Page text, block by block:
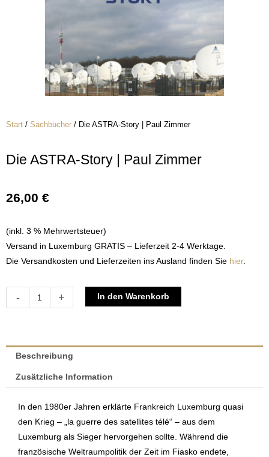
Start / Sachbücher / Die ASTRA-Story | Paul Zimmer
Die ASTRA-Story | Paul Zimmer
26,00 €
(inkl. 3 % Mehrwertsteuer)
Versand in Luxemburg GRATIS – Lieferzeit 2-4 Werktage.
Die Versandkosten und Lieferzeiten ins Ausland finden Sie hier.
-
Die
Paul
Menge
+ In den Warenkorb
Beschreibung
Zusätzliche Information
In den 1980er Jahren erklärte Frankreich Luxemburg quasi
den Krieg – „la guerre des satellites télé“ – aus dem
Luxemburg als Sieger hervorgehen sollte. Während die
französische Weltraumpolitik der Zeit im Fiasko endete,